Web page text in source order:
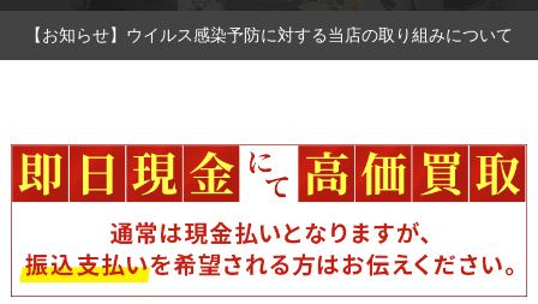
【お知らせ】ウイルス感染予防に対する当店の取り組みについて